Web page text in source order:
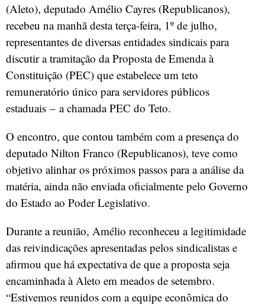
(Aleto), deputado Amélio Cayres (Republicanos),
recebeu na manhã desta terça-feira, 1º de julho,
representantes de diversas entidades sindicais para
discutir a tramitação da Proposta de Emenda à
Constituição (PEC) que estabelece um teto
remuneratório único para servidores públicos
estaduais – a chamada PEC do Teto.
O encontro, que contou também com a presença do
deputado Nilton Franco (Republicanos), teve como
objetivo alinhar os próximos passos para a análise da
matéria, ainda não enviada oficialmente pelo Governo
do Estado ao Poder Legislativo.
Durante a reunião, Amélio reconheceu a legitimidade
das reivindicações apresentadas pelos sindicalistas e
afirmou que há expectativa de que a proposta seja
encaminhada à Aleto em meados de setembro.
“Estivemos reunidos com a equipe econômica do